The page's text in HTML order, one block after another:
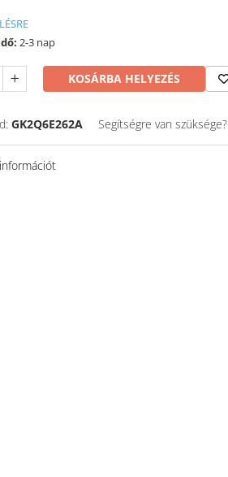
2-3 nap
KOSÁRBA HELYEZÉS
GK2Q6E262A Segítségre van szüksége?